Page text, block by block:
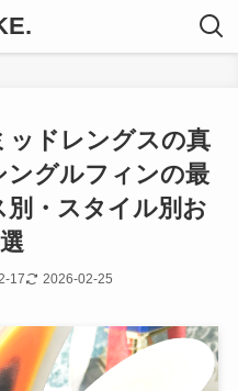
ッドレングスの真
ングルフィンの最
・スタイル別お
17 2026-02-25